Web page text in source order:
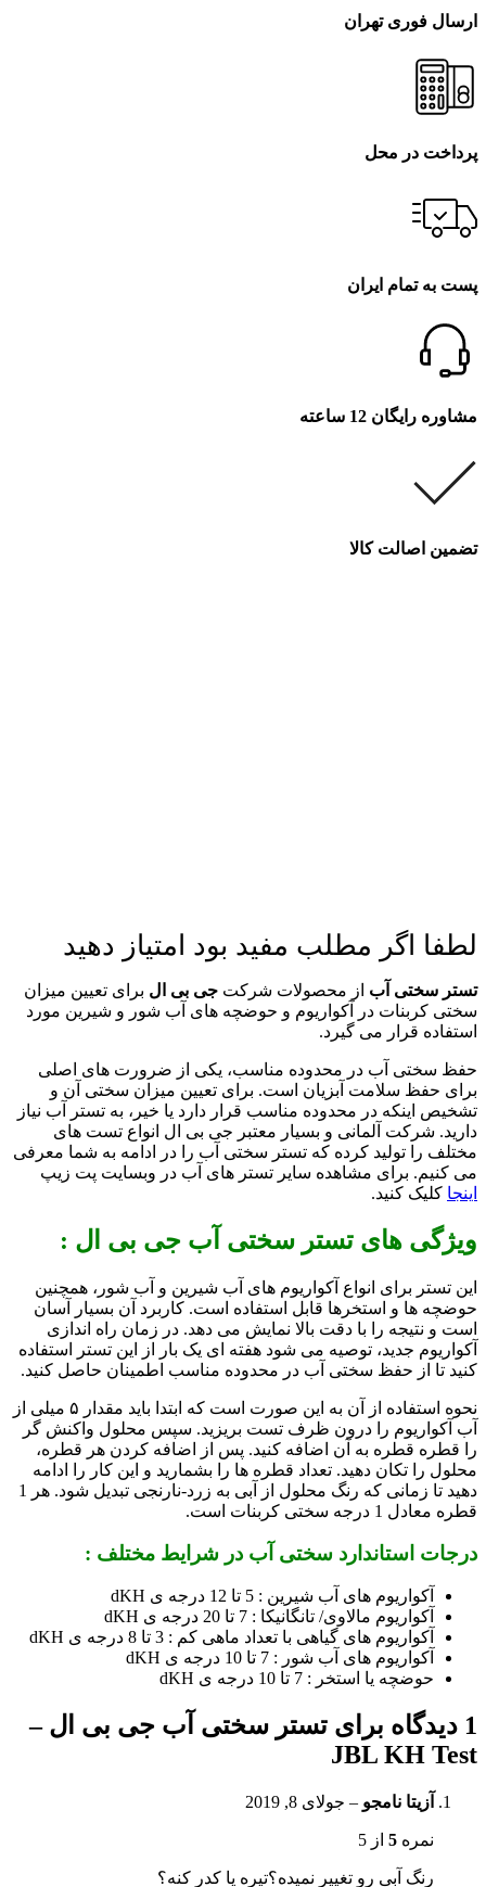
ارسال فوری تهران
پرداخت در محل
پست به تمام ایران
مشاوره رایگان 12 ساعته
تضمین اصالت کالا
لطفا اگر مطلب مفید بود امتیاز دهید
تستر سختی آب از محصولات شرکت جی بی ال برای تعیین میزان
سختی کربنات در آکواریوم و حوضچه های آب شور و شیرین مورد
استفاده قرار می گیرد.
حفظ سختی آب در محدوده مناسب، یکی از ضرورت های اصلی
برای حفظ سلامت آبزیان است. برای تعیین میزان سختی آن و
تشخیص اینکه در محدوده مناسب قرار دارد یا خیر، به تستر آب نیاز
دارید. شرکت آلمانی و بسیار معتبر جی بی ال انواع تست های
مختلف را تولید کرده که تستر سختی آب را در ادامه به شما معرفی
می کنیم. برای مشاهده سایر تستر های آب در وبسایت پت زیپ
اینجا کلیک کنید.
ویژگی های تستر سختی آب جی بی ال :
این تستر برای انواع آکواریوم های آب شیرین و آب شور، همچنین
حوضچه ها و استخرها قابل استفاده است. کاربرد آن بسیار آسان
است و نتیجه را با دقت بالا نمایش می دهد. در زمان راه اندازی
آکواریوم جدید، توصیه می شود هفته ای یک بار از این تستر استفاده
کنید تا از حفظ سختی آب در محدوده مناسب اطمینان حاصل کنید.
نحوه استفاده از آن به این صورت است که ابتدا باید
مقدار ۵ میلی از
آب آکواریوم را درون ظرف تست بریزید. سپس محلول واکنش گر
را قطره قطره به آن اضافه کنید. پس از اضافه کردن هر قطره،
محلول را تکان دهید. تعداد قطره ها را بشمارید و این کار را ادامه
دهید تا زمانی که رنگ محلول از آبی به زرد-نارنجی تبدیل شود. هر 1
قطره معادل 1 درجه سختی کربنات است.
درجات استاندارد سختی آب در شرایط مختلف :
آکواریوم های آب شیرین : 5 تا 12 درجه ی dKH
آکواریوم مالاوی/ تانگانیکا : 7 تا 20 درجه ی dKH
آکواریوم های گیاهی با تعداد ماهی کم : 3 تا 8 درجه ی dKH
آکواریوم های آب شور : 7 تا 10 درجه ی dKH
حوضچه یا استخر : 7 تا 10 درجه ی dKH
1 دیدگاه برای
تستر سختی آب جی بی ال –
JBL KH Test
آزیتا نامجو – جولای 8, 2019
نمره 5 از 5
رنگ آبی رو تغییر نمیده؟تیره یا کدر کنه؟